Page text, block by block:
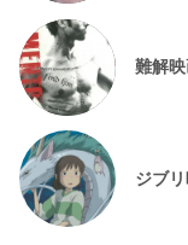
難解
ジブ